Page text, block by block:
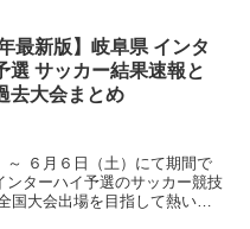
最新版】岐阜県 インタ
選 サッカー結果速報と
去大会まとめ
～ ６月６日（土）にて期間で
ターハイ予選のサッカー競技
大会出場を目指して熱い戦